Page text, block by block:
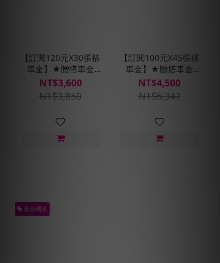
【訂閱120元X30張搭
車金】★贈搭車金
250元(每30天自動扣
款)
NT$3,600
NT$3,850
【訂閱100元X45張搭
車金】★贈搭車金
400元(每30天自動扣
款)
NT$4,500
NT$5,347
會員獨享